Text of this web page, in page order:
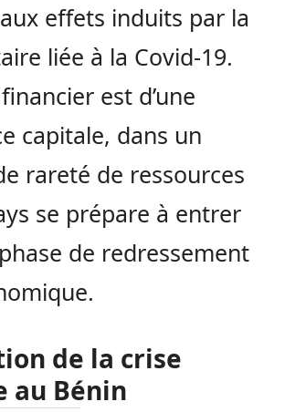
effets induits par la
liée à la Covid-19.
est d’une
capitale, dans un
rareté de ressources
se prépare à entrer
de redressement
de la crise
au Bénin